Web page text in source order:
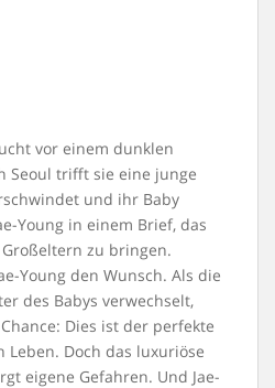
vor einem dunklen
Seoul trifft sie eine junge
und ihr Baby
Young in einem Brief, das
zu bringen.
Young den Wunsch. Als die
des Babys verwechselt,
Dies ist der perfekte
Leben. Doch das luxuriöse
eigene Gefahren. Und Jae-